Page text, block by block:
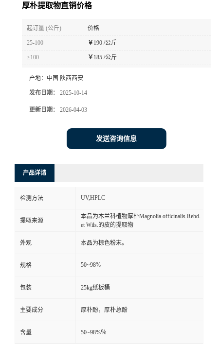
厚朴提取物直销价格
起订量 (公斤) 价格
25-100 ￥ 190 /公斤
≥100 ￥ 185 /公斤
产地： 中国 陕西西安
发布日期： 2025-10-14
更新日期： 2026-04-03
发送咨询信息
产品详请
检测方法 UV,HPLC
提取来源
本品为木兰科植物厚朴Magnolia officinalis Rehd.
et Wils.的皮的提取物
外观 本品为棕色粉末。
规格 50~98%
包装 25kg纸板桶
主要成分 厚朴酚，厚朴总酚
含量 50~98%％